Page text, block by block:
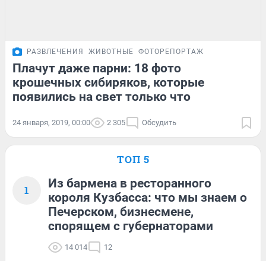
РАЗВЛЕЧЕНИЯ ЖИВОТНЫЕ ФОТОРЕПОРТАЖ
Плачут даже парни: 18 фото
крошечных сибиряков, которые
появились на свет только что
24 января, 2019, 00:00 2 305 Обсудить
ТОП 5
1
Из бармена в ресторанного
короля Кузбасса: что мы знаем о
Печерском, бизнесмене,
спорящем с губернаторами
14 014 12